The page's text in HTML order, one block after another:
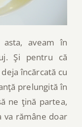
aveam în
Şi pentru că
încărcată cu
prelungită în
ne ţină partea,
va rămâne doar